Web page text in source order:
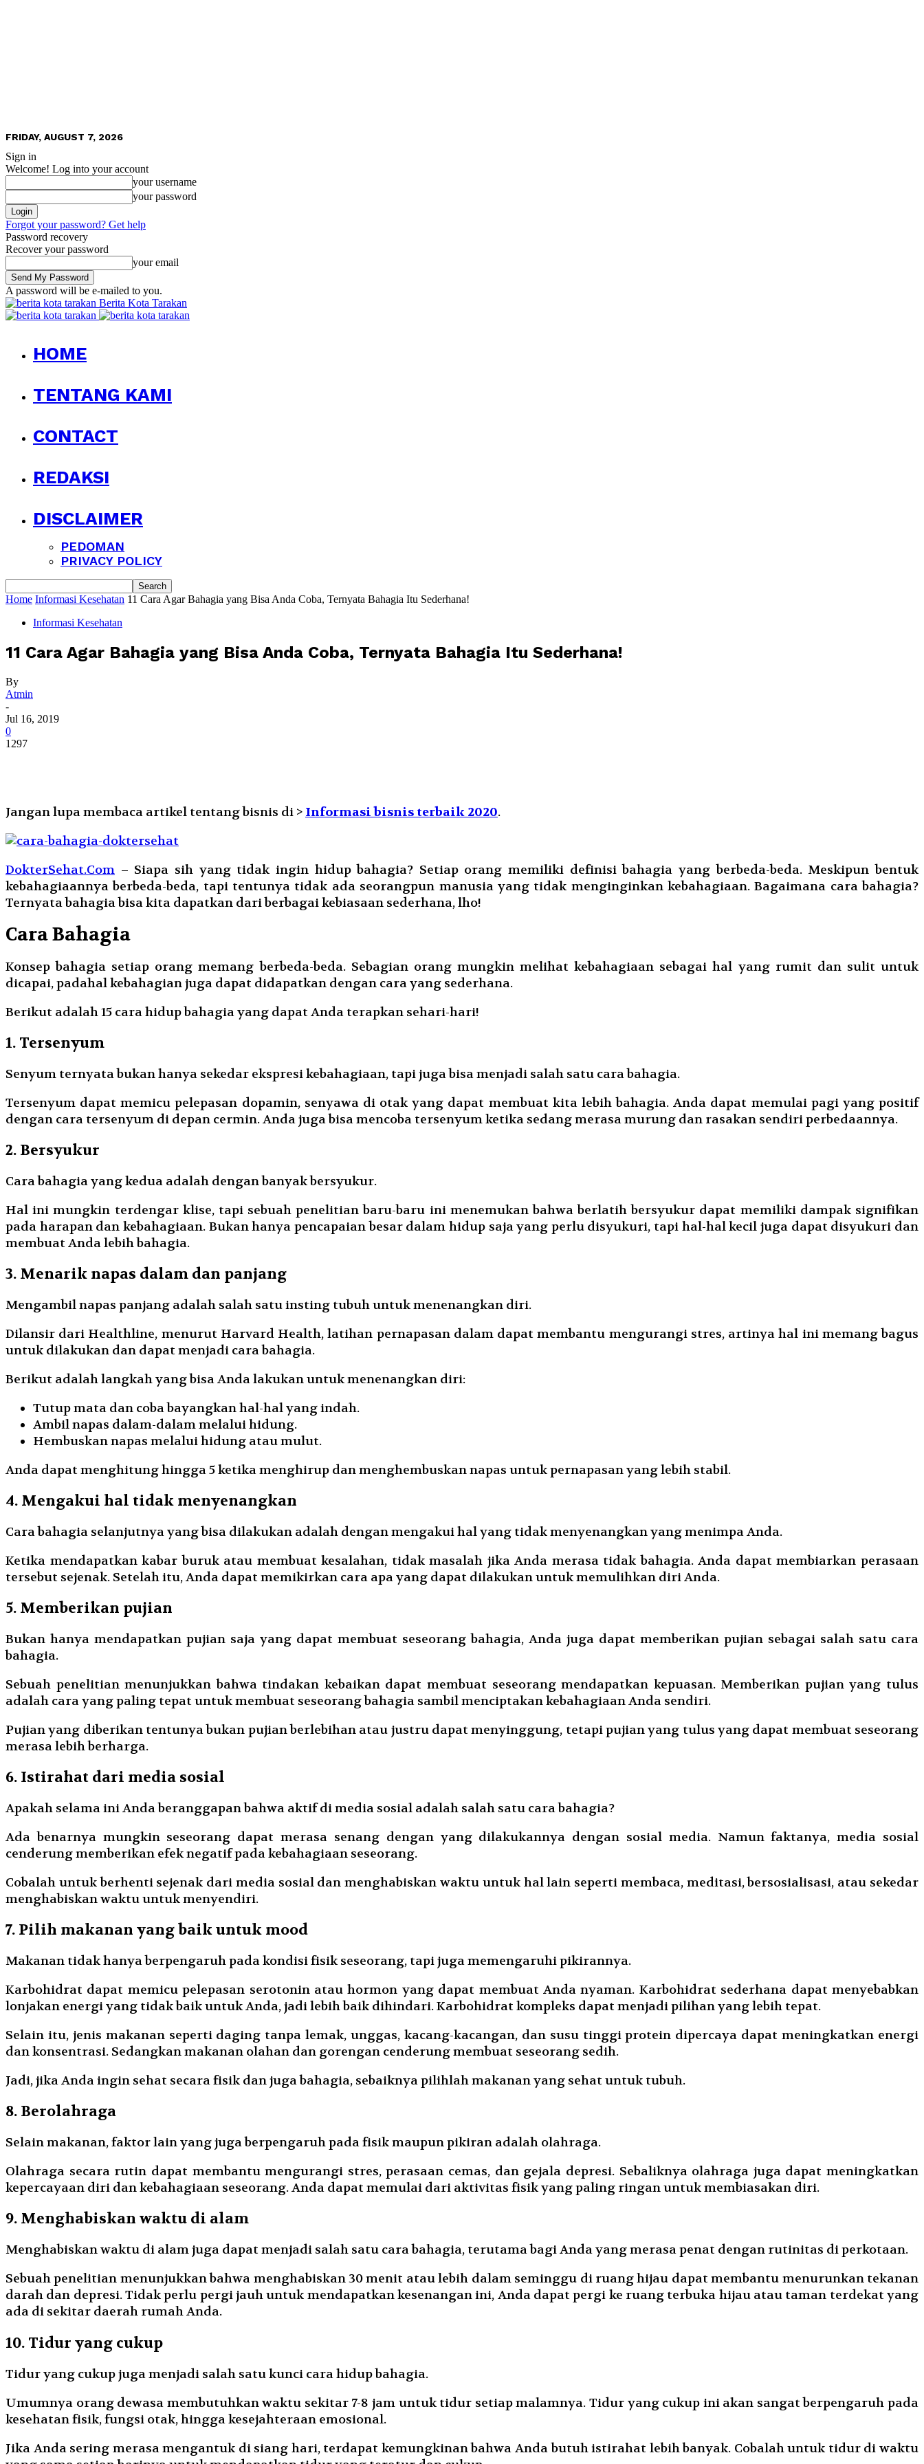
FRIDAY, AUGUST 7, 2026
Sign in
Welcome! Log into your account
your username
your password
Forgot your password? Get help
Password recovery
Recover your password
your email
A password will be e-mailed to you.
Berita Kota Tarakan
HOME
TENTANG KAMI
CONTACT
REDAKSI
DISCLAIMER
PEDOMAN
PRIVACY POLICY
Home Informasi Kesehatan 11 Cara Agar Bahagia yang Bisa Anda Coba, Ternyata Bahagia Itu Sederhana!
Informasi Kesehatan
11 Cara Agar Bahagia yang Bisa Anda Coba, Ternyata Bahagia Itu Sederhana!
By
Atmin
-
Jul 16, 2019
0
1297
Jangan lupa membaca artikel tentang bisnis di > Informasi bisnis terbaik 2020.
DokterSehat.Com – Siapa sih yang tidak ingin hidup bahagia? Setiap orang memiliki definisi bahagia yang berbeda-beda. Meskipun bentuk
kebahagiaannya berbeda-beda, tapi tentunya tidak ada seorangpun manusia yang tidak menginginkan kebahagiaan. Bagaimana cara bahagia?
Ternyata bahagia bisa kita dapatkan dari berbagai kebiasaan sederhana, lho!
Cara Bahagia
Konsep bahagia setiap orang memang berbeda-beda. Sebagian orang mungkin melihat kebahagiaan sebagai hal yang rumit dan sulit untuk
dicapai, padahal kebahagian juga dapat didapatkan dengan cara yang sederhana.
Berikut adalah 15 cara hidup bahagia yang dapat Anda terapkan sehari-hari!
1. Tersenyum
Senyum ternyata bukan hanya sekedar ekspresi kebahagiaan, tapi juga bisa menjadi salah satu cara bahagia.
Tersenyum dapat memicu pelepasan dopamin, senyawa di otak yang dapat membuat kita lebih bahagia. Anda dapat memulai pagi yang positif
dengan cara tersenyum di depan cermin. Anda juga bisa mencoba tersenyum ketika sedang merasa murung dan rasakan sendiri perbedaannya.
2. Bersyukur
Cara bahagia yang kedua adalah dengan banyak bersyukur.
Hal ini mungkin terdengar klise, tapi sebuah penelitian baru-baru ini menemukan bahwa berlatih bersyukur dapat memiliki dampak signifikan
pada harapan dan kebahagiaan. Bukan hanya pencapaian besar dalam hidup saja yang perlu disyukuri, tapi hal-hal kecil juga dapat disyukuri dan
membuat Anda lebih bahagia.
3. Menarik napas dalam dan panjang
Mengambil napas panjang adalah salah satu insting tubuh untuk menenangkan diri.
Dilansir dari Healthline, menurut Harvard Health, latihan pernapasan dalam dapat membantu mengurangi stres, artinya hal ini memang bagus
untuk dilakukan dan dapat menjadi cara bahagia.
Berikut adalah langkah yang bisa Anda lakukan untuk menenangkan diri:
Tutup mata dan coba bayangkan hal-hal yang indah.
Ambil napas dalam-dalam melalui hidung.
Hembuskan napas melalui hidung atau mulut.
Anda dapat menghitung hingga 5 ketika menghirup dan menghembuskan napas untuk pernapasan yang lebih stabil.
4. Mengakui hal tidak menyenangkan
Cara bahagia selanjutnya yang bisa dilakukan adalah dengan mengakui hal yang tidak menyenangkan yang menimpa Anda.
Ketika mendapatkan kabar buruk atau membuat kesalahan, tidak masalah jika Anda merasa tidak bahagia. Anda dapat membiarkan perasaan
tersebut sejenak. Setelah itu, Anda dapat memikirkan cara apa yang dapat dilakukan untuk memulihkan diri Anda.
5. Memberikan pujian
Bukan hanya mendapatkan pujian saja yang dapat membuat seseorang bahagia, Anda juga dapat memberikan pujian sebagai salah satu cara
bahagia.
Sebuah penelitian menunjukkan bahwa tindakan kebaikan dapat membuat seseorang mendapatkan kepuasan. Memberikan pujian yang tulus
adalah cara yang paling tepat untuk membuat seseorang bahagia sambil menciptakan kebahagiaan Anda sendiri.
Pujian yang diberikan tentunya bukan pujian berlebihan atau justru dapat menyinggung, tetapi pujian yang tulus yang dapat membuat seseorang
merasa lebih berharga.
6. Istirahat dari media sosial
Apakah selama ini Anda beranggapan bahwa aktif di media sosial adalah salah satu cara bahagia?
Ada benarnya mungkin seseorang dapat merasa senang dengan yang dilakukannya dengan sosial media. Namun faktanya, media sosial
cenderung memberikan efek negatif pada kebahagiaan seseorang.
Cobalah untuk berhenti sejenak dari media sosial dan menghabiskan waktu untuk hal lain seperti membaca, meditasi, bersosialisasi, atau sekedar
menghabiskan waktu untuk menyendiri.
7. Pilih makanan yang baik untuk mood
Makanan tidak hanya berpengaruh pada kondisi fisik seseorang, tapi juga memengaruhi pikirannya.
Karbohidrat dapat memicu pelepasan serotonin atau hormon yang dapat membuat Anda nyaman. Karbohidrat sederhana dapat menyebabkan
lonjakan energi yang tidak baik untuk Anda, jadi lebih baik dihindari. Karbohidrat kompleks dapat menjadi pilihan yang lebih tepat.
Selain itu, jenis makanan seperti daging tanpa lemak, unggas, kacang-kacangan, dan susu tinggi protein dipercaya dapat meningkatkan energi
dan konsentrasi. Sedangkan makanan olahan dan gorengan cenderung membuat seseorang sedih.
Jadi, jika Anda ingin sehat secara fisik dan juga bahagia, sebaiknya pilihlah makanan yang sehat untuk tubuh.
8. Berolahraga
Selain makanan, faktor lain yang juga berpengaruh pada fisik maupun pikiran adalah olahraga.
Olahraga secara rutin dapat membantu mengurangi stres, perasaan cemas, dan gejala depresi. Sebaliknya olahraga juga dapat meningkatkan
kepercayaan diri dan kebahagiaan seseorang. Anda dapat memulai dari aktivitas fisik yang paling ringan untuk membiasakan diri.
9. Menghabiskan waktu di alam
Menghabiskan waktu di alam juga dapat menjadi salah satu cara bahagia, terutama bagi Anda yang merasa penat dengan rutinitas di perkotaan.
Sebuah penelitian menunjukkan bahwa menghabiskan 30 menit atau lebih dalam seminggu di ruang hijau dapat membantu menurunkan tekanan
darah dan depresi. Tidak perlu pergi jauh untuk mendapatkan kesenangan ini, Anda dapat pergi ke ruang terbuka hijau atau taman terdekat yang
ada di sekitar daerah rumah Anda.
10. Tidur yang cukup
Tidur yang cukup juga menjadi salah satu kunci cara hidup bahagia.
Umumnya orang dewasa membutuhkan waktu sekitar 7-8 jam untuk tidur setiap malamnya. Tidur yang cukup ini akan sangat berpengaruh pada
kesehatan fisik, fungsi otak, hingga kesejahteraan emosional.
Jika Anda sering merasa mengantuk di siang hari, terdapat kemungkinan bahwa Anda butuh istirahat lebih banyak. Cobalah untuk tidur di waktu